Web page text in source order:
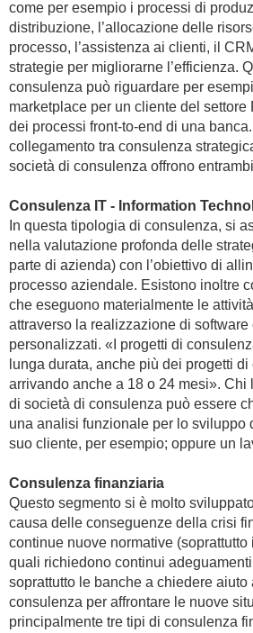
come per esempio i processi di
distribuzione, l’allocazione delle
processo, l’assistenza ai clienti, il
strategie per migliorarne l’efficienza.
consulenza può riguardare per
marketplace per un cliente del
dei processi front-to-end di una
collegamento tra consulenza
società di consulenza offrono
Consulenza IT - Information
In questa tipologia di consulenza, si
nella valutazione profonda delle
parte di azienda) con l’obiettivo di
processo aziendale. Esistono inoltre
che eseguono materialmente le
attraverso la realizzazione di software
personalizzati. «I progetti di
lunga durata, anche più dei progetti
arrivando anche a 18 o 24 mesi». Chi
di società di consulenza può essere
una analisi funzionale per lo sviluppo
suo cliente, per esempio; oppure un
Consulenza finanziaria
Questo segmento si è molto
causa delle conseguenze della crisi
continue nuove normative
quali richiedono continui
soprattutto le banche a chiedere aiuto
consulenza per affrontare le nuove
principalmente tre tipi di consulenza